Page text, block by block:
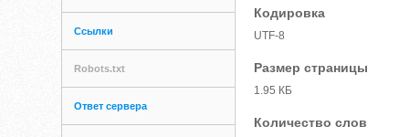
Ссылки
Robots.txt
Ответ сервера
Кодировка
UTF-8
Размер страницы
1.95 КБ
Количество слов